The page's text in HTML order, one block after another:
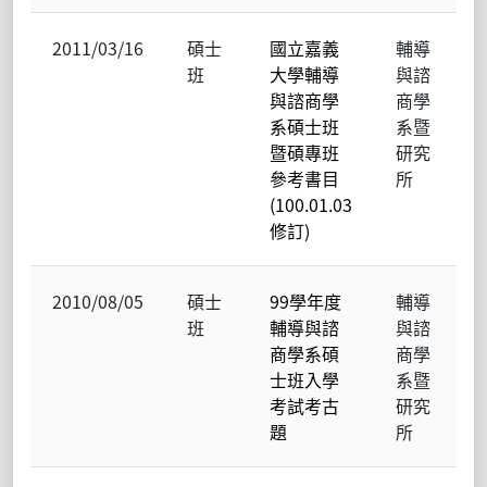
2011/03/16
碩士
班
國立嘉義
大學輔導
與諮商學
系碩士班
暨碩專班
參考書目
(100.01.03
修訂)
輔導
與諮
商學
系暨
研究
所
2010/08/05
碩士
班
99學年度
輔導與諮
商學系碩
士班入學
考試考古
題
輔導
與諮
商學
系暨
研究
所